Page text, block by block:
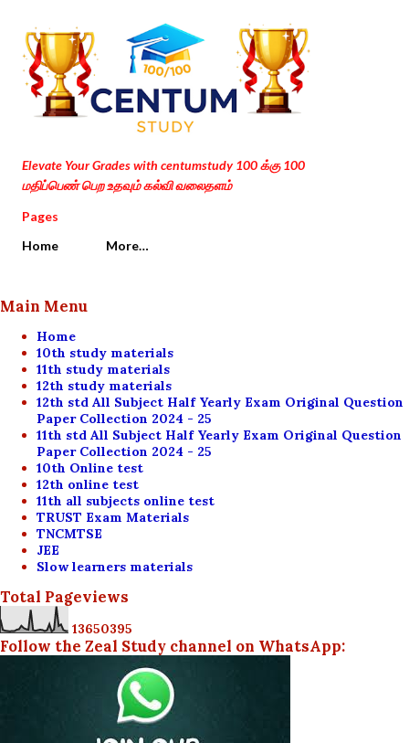
Skip to main content
Elevate Your Grades with centumstudy 100 க்கு 100
மதிப்பெண் பெற உதவும் கல்வி வலைதளம்
Pages
Home
More…
Main Menu
Home
10th study materials
11th study materials
12th study materials
12th std All Subject Half Yearly Exam Original Question
Paper Collection 2024 - 25
11th std All Subject Half Yearly Exam Original Question
Paper Collection 2024 - 25
10th Online test
12th online test
11th all subjects online test
TRUST Exam Materials
TNCMTSE
JEE
Slow learners materials
Total Pageviews
13650395
Follow the Zeal Study channel on WhatsApp: